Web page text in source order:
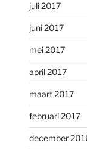
juli 2017
juni 2017
mei 2017
april 2017
maart 2017
februari 2017
december